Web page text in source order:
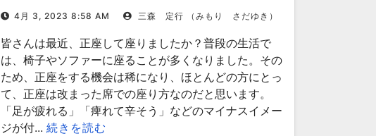
4月 3, 2023 8:58 AM 三森 定行 （みもり さだゆき）
皆さんは最近、正座して座りましたか？普段の生活で
は、椅子やソファーに座ることが多くなりました。その
ため、正座をする機会は稀になり、ほとんどの方にとっ
て、正座は改まった席での座り方なのだと思います。
「足が疲れる」「痺れて辛そう」などのマイナスイメー
ジが付... 続きを読む